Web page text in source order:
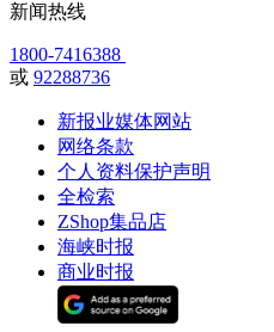
新闻热线
1800-7416388
或 92288736
新报业媒体网站
网络条款
个人资料保护声明
全检索
ZShop集品店
海峡时报
商业时报